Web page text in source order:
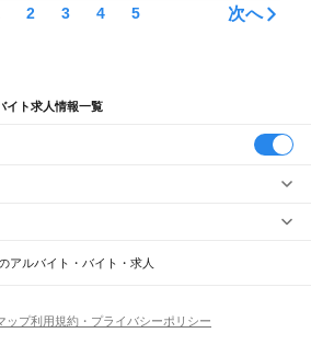
2 3 4 5 次へ
イト求人情報一覧
アルバイト・バイト・求人
ップ利用規約・プライバシーポリシー